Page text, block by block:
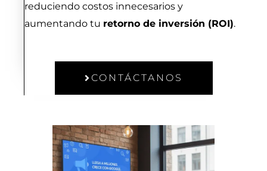
reduciendo costos innecesarios y
aumentando tu retorno de inversión (ROI).
CONTÁCTANOS